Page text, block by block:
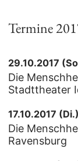
Termine
29.10.2017
Die
Stadttheater
17.10.2017
Die
Ravensburg